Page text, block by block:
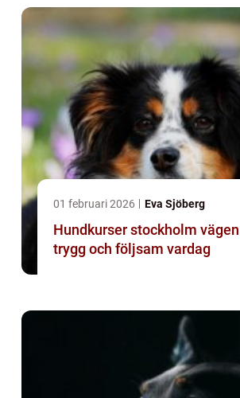
01 februari 2026 Eva Sjöberg
Hundkurser stockholm vägen till en
trygg och följsam vardag